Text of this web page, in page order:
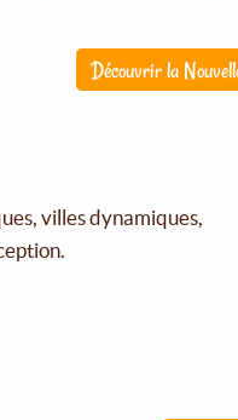
Découvrir la
villes dynamiques,